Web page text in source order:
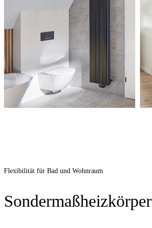
Flexibilität für Bad und Wohnraum
Sondermaßheizkörper